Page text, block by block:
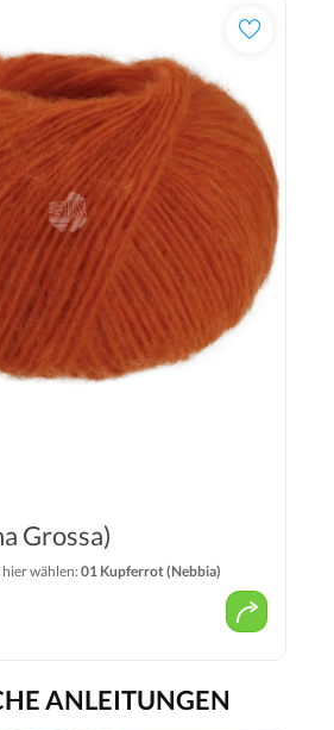
Grossa)
wählen: 01 Kupferrot (Nebbia)
ANLEITUNGEN